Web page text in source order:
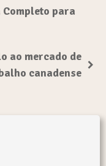
Completo para
ao mercado de
canadense